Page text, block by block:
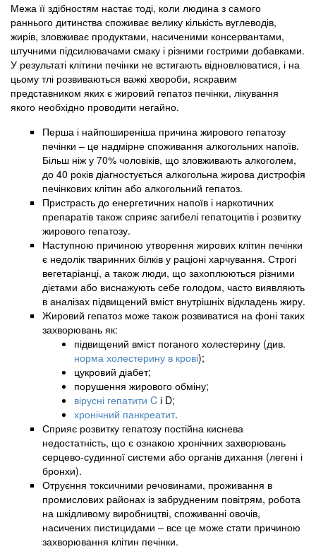
Межа її здібностям настає тоді, коли людина з самого
раннього дитинства споживає велику кількість вуглеводів,
жирів, зловживає продуктами, насиченими консервантами,
штучними підсилювачами смаку і різними гострими добавками.
У результаті клітини печінки не встигають відновлюватися, і на
цьому тлі розвиваються важкі хвороби, яскравим
представником яких є жировий гепатоз печінки, лікування
якого необхідно проводити негайно.
Перша і найпоширеніша причина жирового гепатозу
печінки – це надмірне споживання алкогольних напоїв.
Більш ніж у 70% чоловіків, що зловживають алкоголем,
до 40 років діагностується алкогольна жирова дистрофія
печінкових клітин або алкогольний гепатоз.
Пристрасть до енергетичних напоїв і наркотичних
препаратів також сприяє загибелі гепатоцитів і розвитку
жирового гепатозу.
Наступною причиною утворення жирових клітин печінки
є недолік тваринних білків у раціоні харчування. Строгі
вегетаріанці, а також люди, що захоплюються різними
дієтами або виснажують себе голодом, часто виявляють
в аналізах підвищений вміст внутрішніх відкладень жиру.
Жировий гепатоз може також розвиватися на фоні таких
захворювань як:
підвищений вміст поганого холестерину (див.
норма холестерину в крові);
цукровий діабет;
порушення жирового обміну;
вірусні гепатити C і D;
хронічний панкреатит.
Сприяє розвитку гепатозу постійна киснева
недостатність, що є ознакою хронічних захворювань
серцево-судинної системи або органів дихання (легені і
бронхи).
Отруєння токсичними речовинами, проживання в
промислових районах із забрудненим повітрям, робота
на шкідливому виробництві, споживанні овочів,
насичених пистицидами – все це може стати причиною
захворювання клітин печінки.